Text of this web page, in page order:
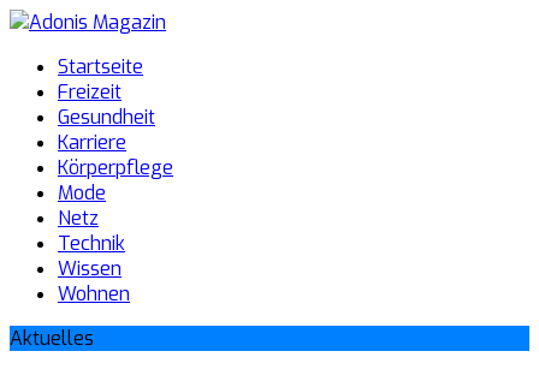
Startseite
Freizeit
Gesundheit
Karriere
Körperpflege
Mode
Netz
Technik
Wissen
Wohnen
Aktuelles